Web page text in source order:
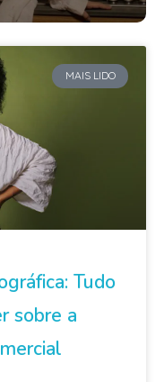
MAIS LIDO
Tudo
sobre a